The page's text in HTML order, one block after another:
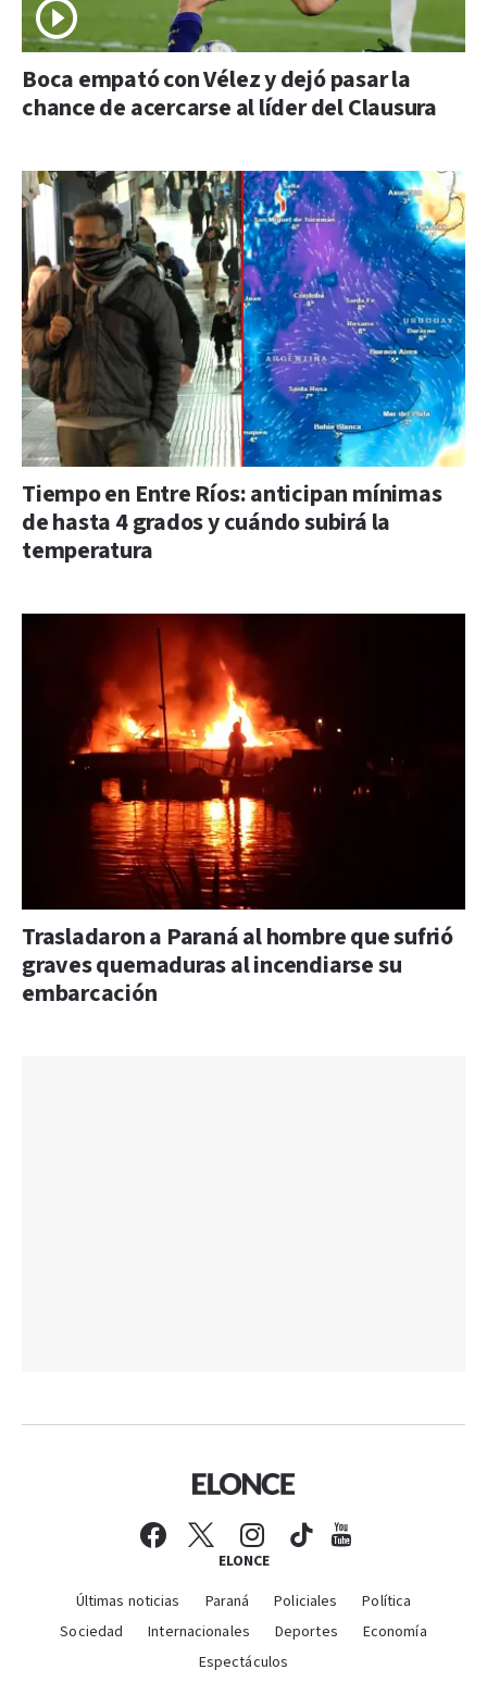
Boca empató con Vélez y dejó pasar la
chance de acercarse al líder del Clausura
Tiempo en Entre Ríos: anticipan mínimas
de hasta 4 grados y cuándo subirá la
temperatura
Trasladaron a Paraná al hombre que sufrió
graves quemaduras al incendiarse su
embarcación
ELONCE
Últimas noticias Paraná Policiales
Política
Sociedad
Internacionales Deportes
Economía
Espectáculos